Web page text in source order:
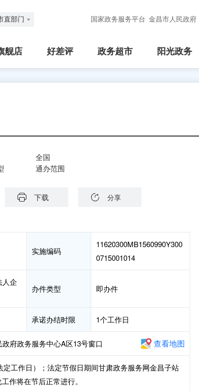
直部门 国家政务服务平台 金昌市人民政府
舰店 好差评 政务超市 阳光政务
全国
通办范围
下载 分享
实施编码
11620300MB1560990Y300
0715001014
人企
办件类型 即办件
承诺办结时限 1个工作日
府政务服务中心A区13号窗口 查看地图
定工作日）；法定节假日期间甘肃政务服务网金昌子站
作将在节后正常进行。